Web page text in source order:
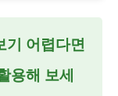
기 어렵다면
용해 보세